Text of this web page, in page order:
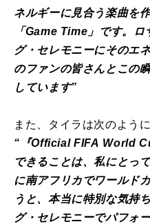
ネルギーに見合う楽曲を
「Game Time 」です。
グ・ セレモニーにそのエ
のファンの皆さん とこの
しています”
また、 タイラ は次のよう
“『Official FIFA World
できるこ とは、私にとっ
に南アフリカでワールド
う と、本当に特別な気持
グ・ セレモニーでパフォ